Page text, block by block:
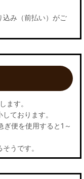
込み（前払い）がご
ます。
ております。
便を使用すると1～
うです。